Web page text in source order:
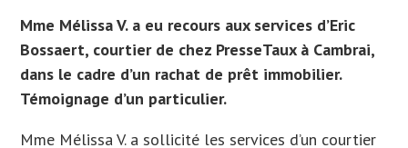
Mme Mélissa V. a eu recours aux services d’Eric
Bossaert, courtier de chez PresseTaux à Cambrai,
dans le cadre d’un rachat de prêt immobilier.
Témoignage d’un particulier.
Mme Mélissa V. a sollicité les services d’un courtier